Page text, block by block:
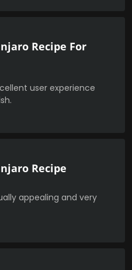
Recipe For
user experience
Recipe
appealing and very